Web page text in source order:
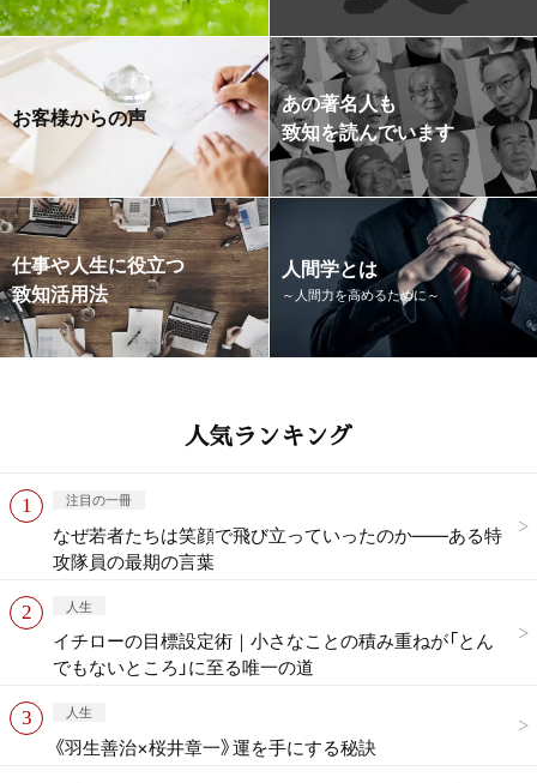
お客様からの声
あの著名人も
致知を読んでいます
仕事や人生に役立つ
致知活用法
人間学とは
～人間力を高めるために～
人気ランキング
注目の一冊
なぜ若者たちは笑顔で飛び立っていったのか——ある特
攻隊員の最期の言葉
人生
イチローの目標設定術｜小さなことの積み重ねが「とん
でもないところ」に至る唯一の道
人生
《羽生善治×桜井章一》運を手にする秘訣